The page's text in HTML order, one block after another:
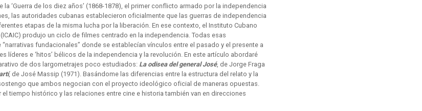
la ‘Guerra de los diez años’ (1868-1878), el primer conflicto armado por la independencia
las autoridades cubanas establecieron oficialmente que las guerras de independencia
etapas de la misma lucha por la liberación. En ese contexto, el Instituto Cubano
produjo un ciclo de filmes centrado en la independencia. Todas esas
fundacionales” donde se establecían vínculos entre el pasado y el presente a
líderes e ‘hitos’ bélicos de la independencia y la revolución. En este artículo abordaré
de dos largometrajes poco estudiados: La odisea del general José, de Jorge Fraga
, de José Massip (1971). Basándome las diferencias entre la estructura del relato y la
que ambos negocian con el proyecto ideológico oficial de maneras opuestas.
tiempo histórico y las relaciones entre cine e historia también van en direcciones